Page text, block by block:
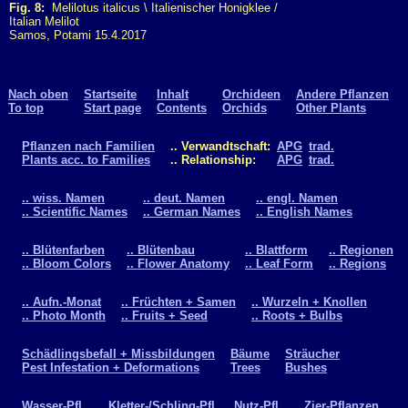
Fig. 8: Melilotus italicus \ Italienischer Honigklee /
Italian Melilot
Samos, Potami 15.4.2017
Nach oben
To top
Startseite
Start page
Inhalt
Contents
Orchideen
Orchids
Andere Pflanzen
Other Plants
Pflanzen nach Familien
Plants acc. to Families
.. Verwandtschaft:
.. Relationship:
APG
APG
trad.
trad.
.. wiss. Namen
.. Scientific Names
.. deut. Namen
.. German Names
.. engl. Namen
.. English Names
.. Blütenfarben
.. Bloom Colors
.. Blütenbau
.. Flower Anatomy
.. Blattform
.. Leaf Form
.. Regionen
.. Regions
.. Aufn.-Monat
.. Photo Month
.. Früchten + Samen
.. Fruits + Seed
.. Wurzeln + Knollen
.. Roots + Bulbs
Schädlingsbefall + Missbildungen
Pest Infestation + Deformations
Bäume
Trees
Sträucher
Bushes